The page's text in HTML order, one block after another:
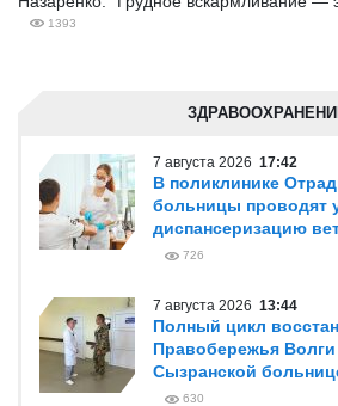
1393
7 августа 2026 17:42
В поликлинике
больницы проводят
диспансеризацию
726
7 августа 2026 13:44
Полный цикл
Правобережья Волги
Сызранской
630